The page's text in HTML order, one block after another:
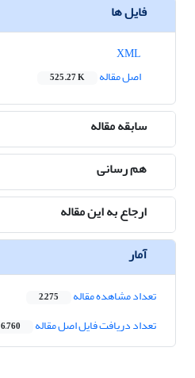
فایل ها
اصل مقاله
525.27 K
سابقه مقاله
هم رسانی
ارجاع به این مقاله
آمار
تعداد مشاهده مقاله 2,275
تعداد دریافت فایل اصل مقاله 6,760